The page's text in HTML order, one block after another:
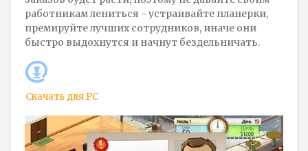
работникам лениться - устраивайте планерки,
премируйте лучших сотрудников, иначе они
быстро выдохнутся и начнут бездельничать.
Скачать для PC